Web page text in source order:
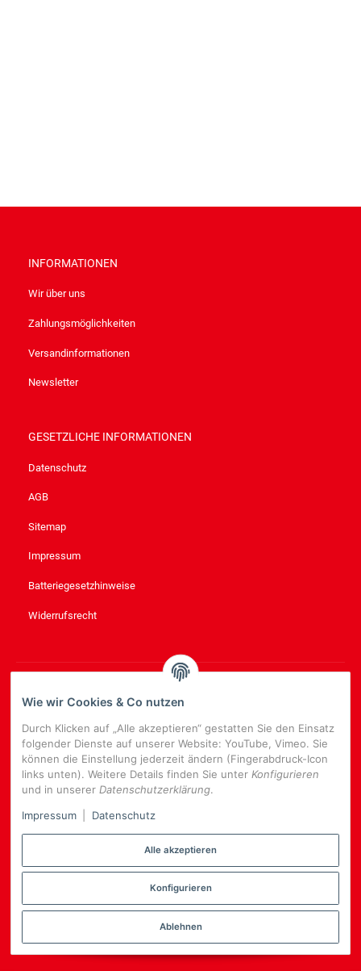
INFORMATIONEN
Wir über uns
Zahlungsmöglichkeiten
Versandinformationen
Newsletter
GESETZLICHE INFORMATIONEN
Datenschutz
AGB
Sitemap
Impressum
Batteriegesetzhinweise
Widerrufsrecht
NEWSLETTER ABONNIEREN
regelmäßig und jederzeit widerruflich Informationen zu Ihrem
Produktsortiment per E-Mail zu.
E-
Mail-
Adresse
NEWSLETTER
Wie wir Cookies & Co nutzen
Durch Klicken auf „Alle akzeptieren“ gestatten Sie den Einsatz
folgender Dienste auf unserer Website: YouTube, Vimeo. Sie
können die Einstellung jederzeit ändern (Fingerabdruck-Icon
links unten). Weitere Details finden Sie unter Konfigurieren
und in unserer Datenschutzerklärung.
Impressum
Datenschutz
Alle akzeptieren
Konfigurieren
Ablehnen